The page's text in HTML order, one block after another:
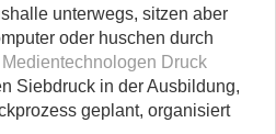
unterwegs, sitzen aber
oder huschen durch
Medientechnologen Druck
Siebdruck in der Ausbildung,
geplant, organisiert